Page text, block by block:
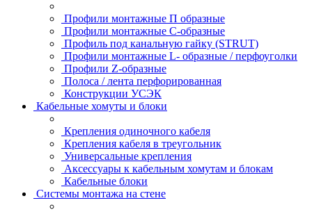
Профили монтажные П образные
Профили монтажные C-образные
Профиль под канальную гайку (STRUT)
Профили монтажные L- образные / перфоуголки
Профили Z-образные
Полоса / лента перфорированная
Конструкции УСЭК
Кабельные хомуты и блоки
Крепления одиночного кабеля
Крепления кабеля в треугольник
Универсальные крепления
Аксессуары к кабельным хомутам и блокам
Кабельные блоки
Системы монтажа на стене